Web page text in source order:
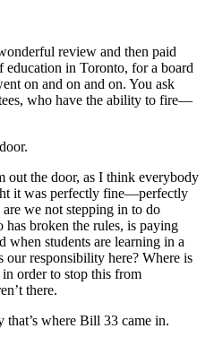
review and then paid
education in Toronto, for a board
on and on and on. You ask
who have the ability to fire—
out the door, as I think everybody
it was perfectly fine—perfectly
we not stepping in to do
broken the rules, is paying
when students are learning in a
our responsibility here? Where is
order to stop this from
there.
that’s where Bill 33 came in.